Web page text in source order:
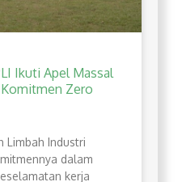
Ikuti Apel Massal
Zero
Limbah Industri
dalam
kerja